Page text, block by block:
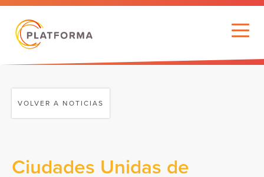
VOLVER A NOTICIAS
Ciudades Unidas de